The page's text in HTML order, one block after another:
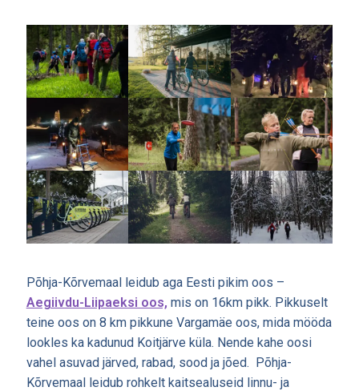
ENG
Põhja-Kõrvemaal leidub aga Eesti pikim oos –
Aegiivdu-Liipaeksi oos, mis on 16km pikk. Pikkuselt
teine oos on 8 km pikkune Vargamäe oos, mida mööda
lookles ka kadunud Koitjärve küla. Nende kahe oosi
vahel asuvad järved, rabad, sood ja jõed. Põhja-
Kõrvemaal leidub rohkelt kaitsealuseid linnu- ja